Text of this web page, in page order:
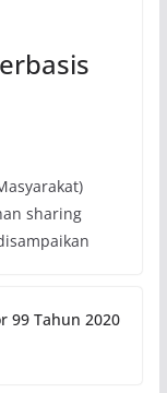
sharing
99 Tahun 2020